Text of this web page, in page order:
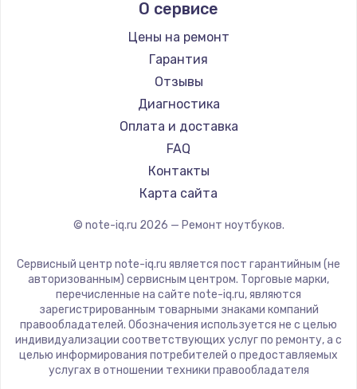
Ремонт ноутбуков Predator
Ремонт ноутбуков iru
Ремонт ноутбуков Machenike
Ремонт ноутбуков DEXP
Ремонт ноутбуков Teclast
Ремонт ноутбуков CHUWI
Ремонт ноутбуков Colorful
Aquarius
Gigabyte
Aorus
Maibenben
Getac
Epson
Philips
LG
Panasonic
ZTE
Hiper
Evga
Google
Echips
О сервисе
Цены на ремонт
Гарантия
Отзывы
Диагностика
Оплата и доставка
FAQ
Контакты
Карта сайта
© note-iq.ru 2026 — Ремонт ноутбуков.
Сервисный центр note-iq.ru является пост гарантийным (не
авторизованным) сервисным центром. Торговые марки,
перечисленные на сайте note-iq.ru, являются
зарегистрированным товарными знаками компаний
правообладателей. Обозначения используется не с целью
индивидуализации соответствующих услуг по ремонту, а с
целью информирования потребителей о предоставляемых
услугах в отношении техники правообладателя